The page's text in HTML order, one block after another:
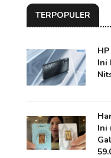
TERPOPULER
Ini
Ini